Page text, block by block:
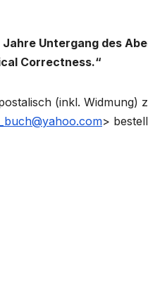
Jahre Untergang des
Correctness.“
(inkl. Widmung)
>